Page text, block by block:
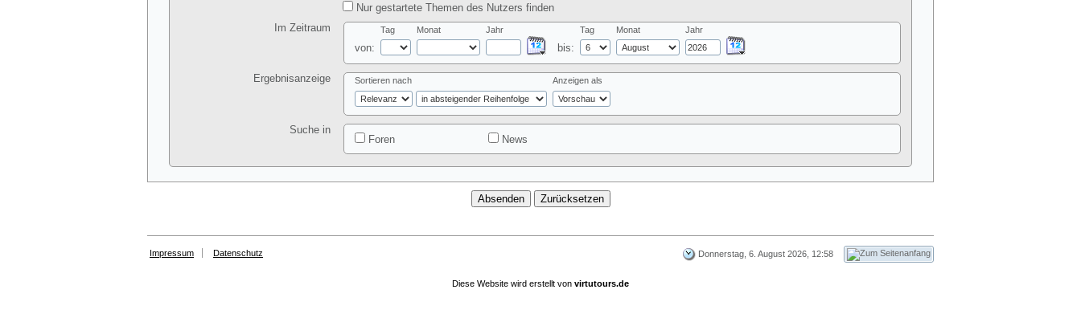
Nur gestartete Themen des Nutzers finden
Im Zeitraum
von:
Tag Monat Jahr
bis:
Tag Monat Jahr
Ergebnisanzeige Sortieren nach Anzeigen als
Suche in
Foren
News
Impressum Datenschutz Donnerstag, 6. August 2026, 12:58
Diese Website wird erstellt von virtutours.de